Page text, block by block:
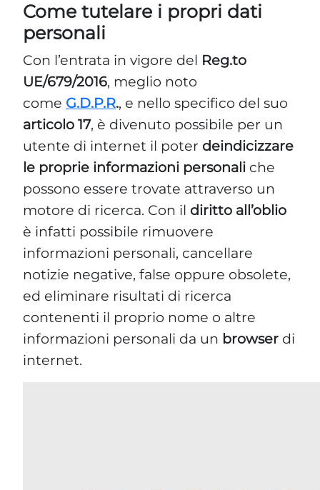
Come tutelare i propri dati
personali
Con l’entrata in vigore del Reg.to
UE/679/2016, meglio noto
come G.D.P.R., e nello specifico del suo
articolo 17, è divenuto possibile per un
utente di internet il poter deindicizzare
le proprie informazioni personali che
possono essere trovate attraverso un
motore di ricerca. Con il diritto all’oblio
è infatti possibile rimuovere
informazioni personali, cancellare
notizie negative, false oppure obsolete,
ed eliminare risultati di ricerca
contenenti il proprio nome o altre
informazioni personali da un browser di
internet.